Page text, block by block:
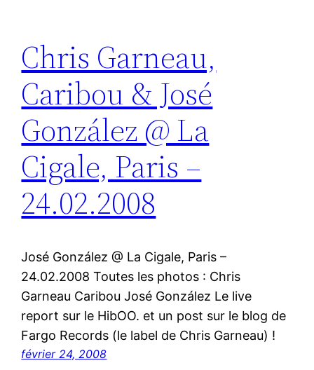
Chris Garneau,
Caribou & José
González @ La
Cigale, Paris –
24.02.2008
José González @ La Cigale, Paris –
24.02.2008 Toutes les photos : Chris
Garneau Caribou José González Le live
report sur le HibOO. et un post sur le blog de
Fargo Records (le label de Chris Garneau) !
février 24, 2008